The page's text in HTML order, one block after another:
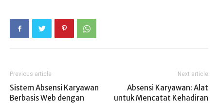
Previous article
Sistem Absensi Karyawan
Berbasis Web dengan
Next article
Absensi Karyawan: Alat
untuk Mencatat Kehadiran